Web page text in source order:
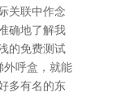
关联中作念
确地了解我
的免费测试
外呼盒，就能
多有名的东